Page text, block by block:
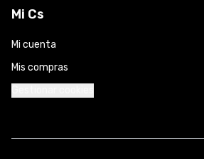
Mi Cs
Mi cuenta
Mis compras